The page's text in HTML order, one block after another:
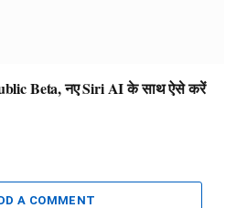
Beta, नए Siri AI के साथ ऐसे करें
A COMMENT